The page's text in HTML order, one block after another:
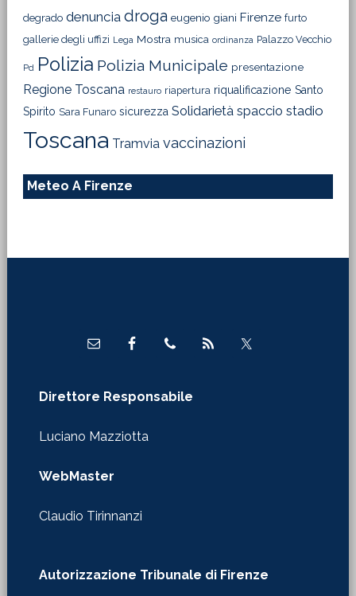
degrado denuncia droga eugenio giani Firenze furto
gallerie degli uffizi Lega Mostra musica ordinanza Palazzo Vecchio
Pd Polizia Polizia Municipale presentazione
Regione Toscana restauro riapertura riqualificazione Santo
Spirito Sara Funaro sicurezza Solidarietà spaccio stadio
Toscana Tramvia vaccinazioni
Meteo A Firenze
Direttore Responsabile
Luciano Mazziotta
WebMaster
Claudio Tirinnanzi
Autorizzazione Tribunale di Firenze